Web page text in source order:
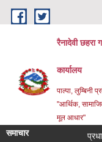
Skip to main content
रैनादेवी छहरा
कार्यालय
पाल्पा, लुम्बिनी
"आर्थिक,
मूल आधार"
समाचार